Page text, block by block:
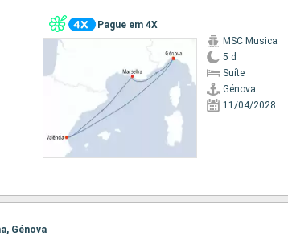
Pague em 4X
MSC Musica
5 d
Suíte
Génova
11/04/2028
Génova